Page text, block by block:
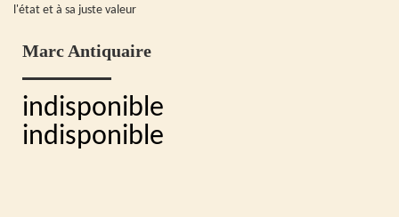
l'état et à sa juste valeur
Marc Antiquaire
indisponible
indisponible